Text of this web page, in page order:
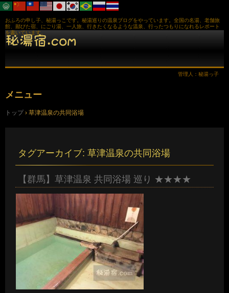
おふろの申し子、秘湯っこです。秘湯巡りの温泉ブログをやっています。全国の名湯、老舗旅
館、鄙びた宿、にごり湯、一人旅、行きたくなるような温泉、行ったつもりになれるレポート
を書いています。
管理人：秘湯っ子
メニュー
ン
トップ › 草津温泉の共同浴場
タグアーカイブ: 草津温泉の共同浴場
【群馬】草津温泉 共同浴場 巡り ★★★★